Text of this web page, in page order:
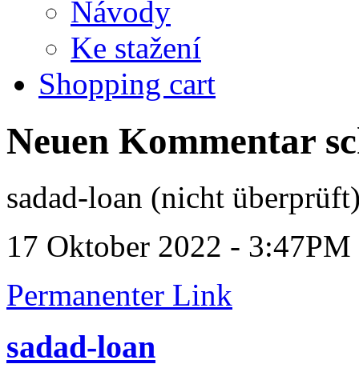
Návody
Ke stažení
Shopping cart
Neuen Kommentar
sadad-loan (nicht
17 Oktober 2022 - 3:47PM
Permanenter Link
sadad-loan